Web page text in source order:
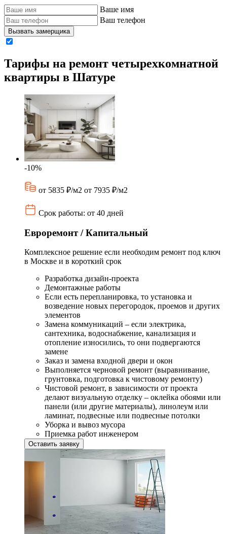
Ваше имя
Ваш телефон
Вызвать замерщика
Тарифы на ремонт четырехкомнатной
квартиры в Шатуре
-10%
от 5835 ₽/м2 от 7935 ₽/м2
Срок работы: от 40 дней
Евроремонт / Капитальный
Комплексное решение если необходим ремонт под ключ
в Москве и в короткий срок
Разработка дизайн-проекта
Демонтажные работы
Если есть перепланировка, то установка и
возведение новых перегородок, проемов и других
элементов
Замена коммуникаций – если электрика,
сантехника, водоснабжение, канализация и
отопление износились, то они подвергаются
замене
Заказ и замена входной двери и окон
Выполняется черновой ремонт (выравнивание,
грунтовка, подготовка к чистовому ремонту)
Чистовой ремонт, в зависимости от проекта
делают визуальную отделку – оклейка обоями или
панели (или другие материалы), линолеум или
ламинат, подвесные или подвесные потолки
Уборка и вывоз мусора
Приемка работ инженером
Оставить заявку